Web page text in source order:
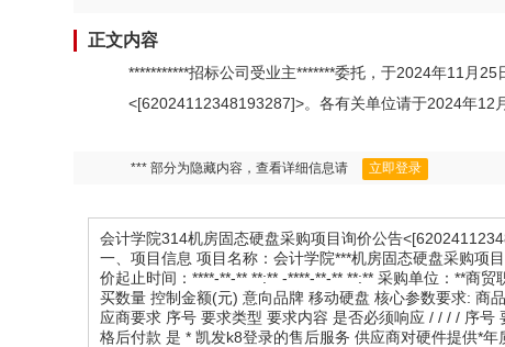
正文内容
***********招标公司受业主*******委托，于2024年11月
<[62024112348193287]>。各有关单位请于2024年12
*** 部分为隐藏内容，查看详细信息请 立即登录
会计学院314机房固态硬盘采购项目询价公告
一、项目信息 项目名称：会计学院***机房固态硬盘采购项
价起止时间：****-**-** **:** -****-**-** **:** 采购单位：**商
买数量 控制金额(元) 意向品牌 移动硬盘 核心参数要求: 商
应商要求 序号 要求类型 要求内容 是否必须响应 / / / / 序
格后付款 是 * 凯发k8登录的售后服务 供应商对硬件提供*